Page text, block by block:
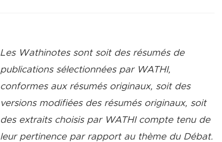
Les Wathinotes sont soit des résumés de
publications sélectionnées par WATHI,
conformes aux résumés originaux, soit des
versions modifiées des résumés originaux, soit
des extraits choisis par WATHI compte tenu de
leur pertinence par rapport au thème du Débat.